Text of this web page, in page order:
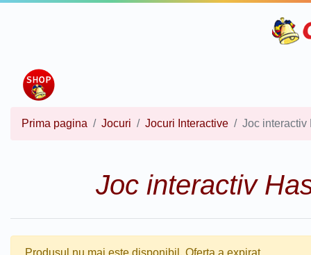
Prima pagina Jocuri Jocuri Interactive Joc interactiv
Joc interactiv
Produsul nu mai este disponibil. Oferta a expirat